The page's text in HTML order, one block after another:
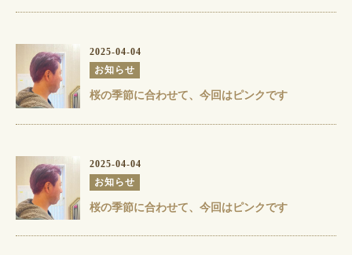
2025-04-04
お知らせ
桜の季節に合わせて、今回はピンクです
2025-04-04
お知らせ
桜の季節に合わせて、今回はピンクです